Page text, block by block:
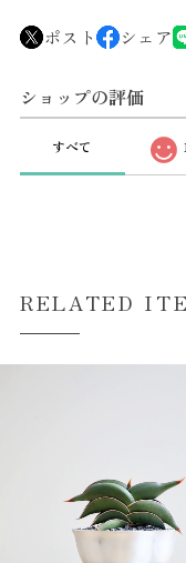
ポスト シェア
ショップの評価
すべて
RELATED